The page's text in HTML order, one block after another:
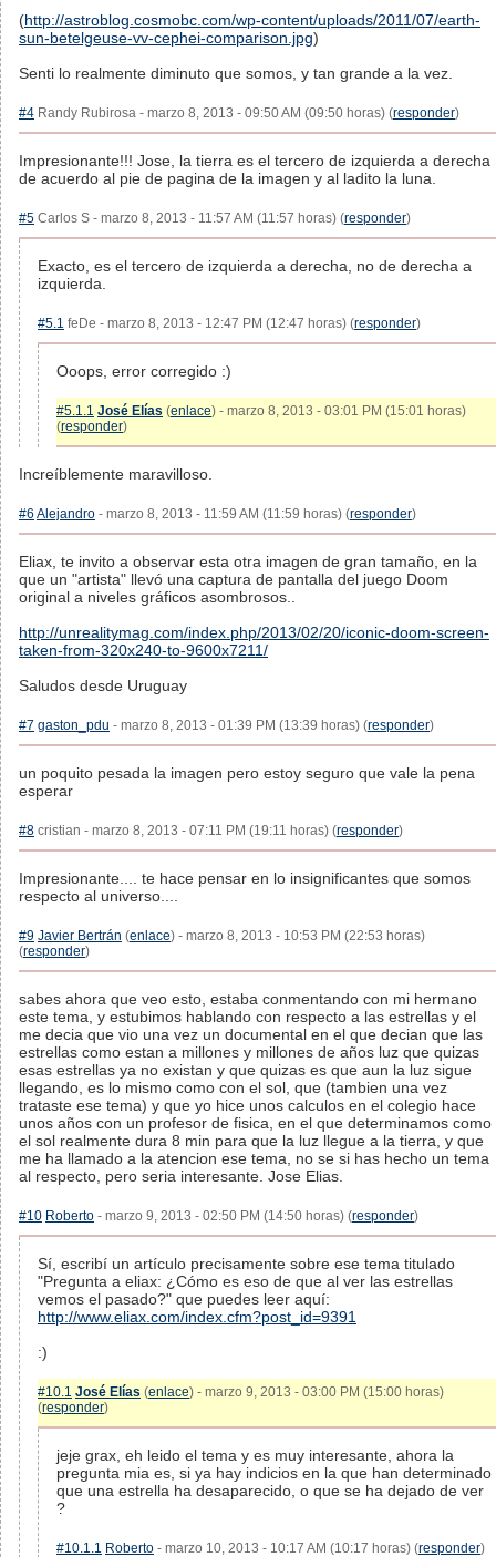
(http://astroblog.cosmobc.com/wp-content/uploads/2011/07/earth-
sun-betelgeuse-vv-cephei-comparison.jpg)
Senti lo realmente diminuto que somos, y tan grande a la vez.
#4 Randy Rubirosa - marzo 8, 2013 - 09:50 AM (09:50 horas) (responder)
Impresionante!!! Jose, la tierra es el tercero de izquierda a derecha
de acuerdo al pie de pagina de la imagen y al ladito la luna.
#5 Carlos S - marzo 8, 2013 - 11:57 AM (11:57 horas) (responder)
Exacto, es el tercero de izquierda a derecha, no de derecha a
izquierda.
#5.1 feDe - marzo 8, 2013 - 12:47 PM (12:47 horas) (responder)
Ooops, error corregido :)
#5.1.1 José Elías (enlace) - marzo 8, 2013 - 03:01 PM (15:01 horas)
(responder)
Increíblemente maravilloso.
#6 Alejandro - marzo 8, 2013 - 11:59 AM (11:59 horas) (responder)
Eliax, te invito a observar esta otra imagen de gran tamaño, en la
que un "artista" llevó una captura de pantalla del juego Doom
original a niveles gráficos asombrosos..
http://unrealitymag.com/index.php/2013/02/20/iconic-doom-screen-
taken-from-320x240-to-9600x7211/
Saludos desde Uruguay
#7 gaston_pdu - marzo 8, 2013 - 01:39 PM (13:39 horas) (responder)
un poquito pesada la imagen pero estoy seguro que vale la pena
esperar
#8 cristian - marzo 8, 2013 - 07:11 PM (19:11 horas) (responder)
Impresionante.... te hace pensar en lo insignificantes que somos
respecto al universo....
#9 Javier Bertrán (enlace) - marzo 8, 2013 - 10:53 PM (22:53 horas)
(responder)
sabes ahora que veo esto, estaba conmentando con mi hermano
este tema, y estubimos hablando con respecto a las estrellas y el
me decia que vio una vez un documental en el que decian que las
estrellas como estan a millones y millones de años luz que quizas
esas estrellas ya no existan y que quizas es que aun la luz sigue
llegando, es lo mismo como con el sol, que (tambien una vez
trataste ese tema) y que yo hice unos calculos en el colegio hace
unos años con un profesor de fisica, en el que determinamos como
el sol realmente dura 8 min para que la luz llegue a la tierra, y que
me ha llamado a la atencion ese tema, no se si has hecho un tema
al respecto, pero seria interesante. Jose Elias.
#10 Roberto - marzo 9, 2013 - 02:50 PM (14:50 horas) (responder)
Sí, escribí un artículo precisamente sobre ese tema titulado
"Pregunta a eliax: ¿Cómo es eso de que al ver las estrellas
vemos el pasado?" que puedes leer aquí:
http://www.eliax.com/index.cfm?post_id=9391
:)
#10.1 José Elías (enlace) - marzo 9, 2013 - 03:00 PM (15:00 horas)
(responder)
jeje grax, eh leido el tema y es muy interesante, ahora la
pregunta mia es, si ya hay indicios en la que han determinado
que una estrella ha desaparecido, o que se ha dejado de ver
?
#10.1.1 Roberto - marzo 10, 2013 - 10:17 AM (10:17 horas) (responder)